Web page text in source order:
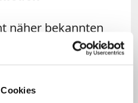
näher bekannten
ging der Papst